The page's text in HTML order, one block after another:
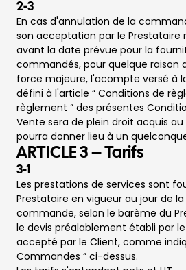
2-3
En cas d'annulation de la
son acceptation par le Prestataire
avant la date prévue pour la
commandés, pour quelque raison
force majeure, l'acompte versé à
défini à l'article “ Conditions de
règlement ” des présentes
Vente sera de plein droit acquis
pourra donner lieu à un
ARTICLE 3 – Tarifs
3-1
Les prestations de services sont
Prestataire en vigueur au jour de
commande, selon le barème du
le devis préalablement établi par
accepté par le Client, comme
Commandes ” ci-dessus.